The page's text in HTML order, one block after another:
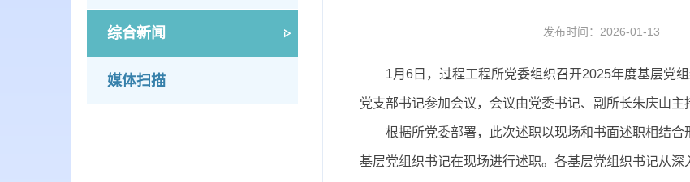
综合新闻
媒体扫描
发布时间：2026-01-13
1月6日，过程工程所党委组织召开2025年度基层党
党支部书记参加会议，会议由党委书记、副所长朱庆山主
根据所党委部署，此次述职以现场和书面述职相结
基层党组织书记在现场进行述职。各基层党组织书记从